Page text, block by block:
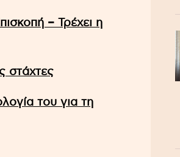
– Τρέχει η
στάχτες
του για τη